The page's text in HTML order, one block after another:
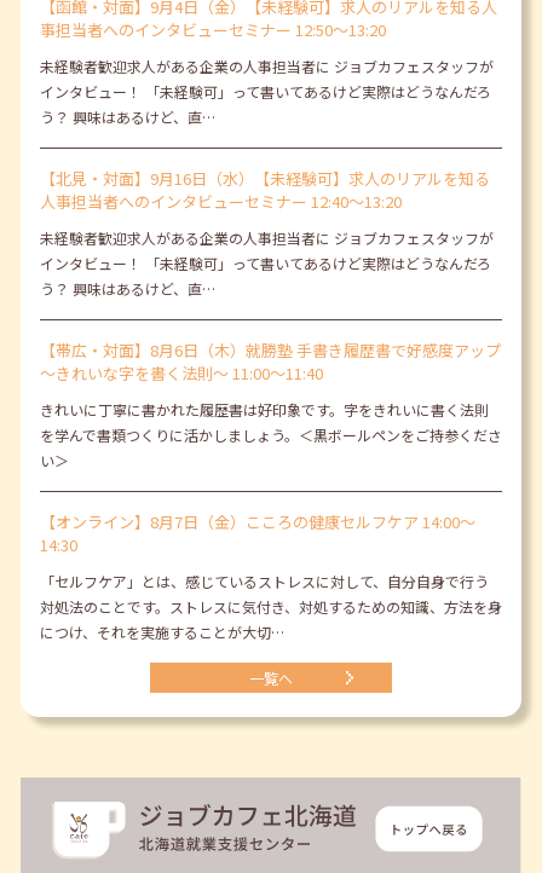
【函館・対面】9月4日（金）【未経験可】求人のリアルを知る人
事担当者へのインタビューセミナー 12:50～13:20
未経験者歓迎求人がある企業の人事担当者に ジョブカフェスタッフが
インタビュー！ 「未経験可」って書いてあるけど実際はどうなんだろ
う？ 興味はあるけど、直…
【北見・対面】9月16日（水）【未経験可】求人のリアルを知る
人事担当者へのインタビューセミナー 12:40～13:20
未経験者歓迎求人がある企業の人事担当者に ジョブカフェスタッフが
インタビュー！ 「未経験可」って書いてあるけど実際はどうなんだろ
う？ 興味はあるけど、直…
【帯広・対面】8月6日（木）就勝塾 手書き履歴書で好感度アップ
～きれいな字を書く法則～ 11:00～11:40
きれいに丁寧に書かれた履歴書は好印象です。字をきれいに書く法則
を学んで書類つくりに活かしましょう。＜黒ボールペンをご持参くださ
い＞
【オンライン】8月7日（金）こころの健康セルフケア 14:00～
14:30
「セルフケア」とは、感じているストレスに対して、自分自身で行う
対処法のことです。ストレスに気付き、対処するための知識、方法を身
につけ、それを実施することが大切…
一覧へ